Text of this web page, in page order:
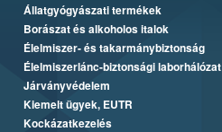
Állatgyógyászati termékek
Borászat és alkoholos italok
Élelmiszer- és takarmánybiztonság
Élelmiszerlánc-biztonsági laborhálózat
Járványvédelem
Kiemelt ügyek, EUTR
Kockázatkezelés